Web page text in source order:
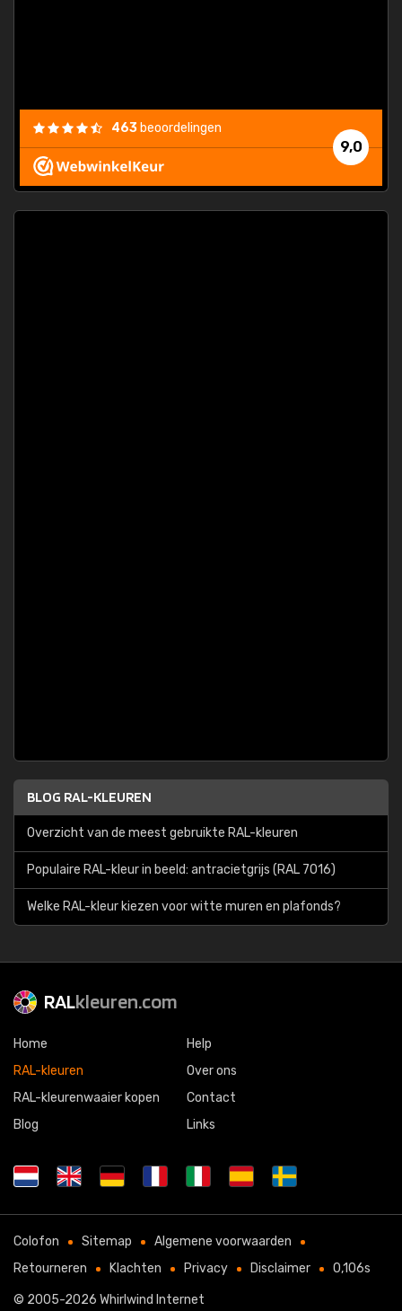
9,0
463 beoordelingen
BLOG RAL-KLEUREN
Overzicht van de meest gebruikte RAL-kleuren
Populaire RAL-kleur in beeld: antracietgrijs (RAL 7016)
Welke RAL-kleur kiezen voor witte muren en plafonds?
RALkleuren.com
Home
RAL-kleuren
RAL-kleurenwaaier kopen
Blog
Help
Over ons
Contact
Links
Colofon Sitemap
Algemene voorwaarden
Retourneren
Klachten Privacy Disclaimer 0,106s
© 2005-2026 Whirlwind Internet